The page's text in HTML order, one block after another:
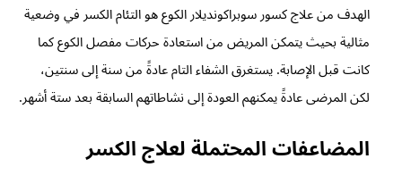
الهدف من علاج كسور سوبراكونديلار الكوع هو التئام الكسر في وضعية
مثالية بحيث يتمكن المريض من استعادة حركات مفصل الكوع كما
كانت قبل الإصابة. يستغرق الشفاء التام عادةً من سنة إلى سنتين،
لكن المرضى عادةً يمكنهم العودة إلى نشاطاتهم السابقة بعد ستة أشهر.
المضاعفات المحتملة لعلاج الكسر